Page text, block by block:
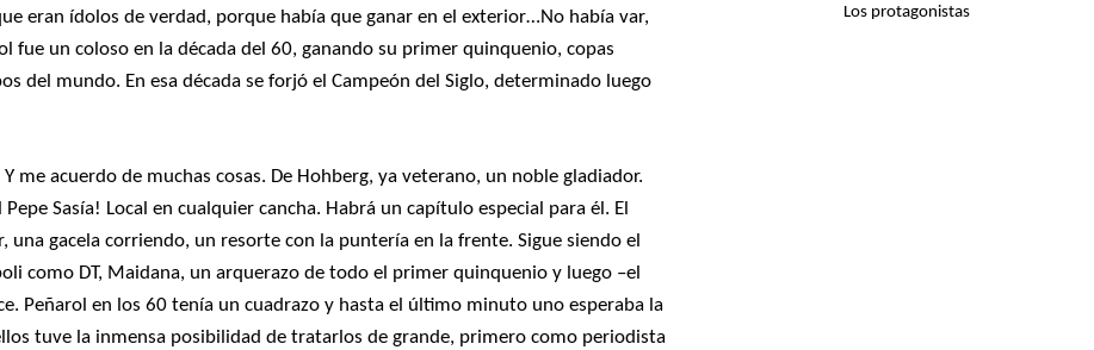
eran ídolos de verdad, porque había que ganar en el exterior…No había var,
fue un coloso en la década del 60, ganando su primer quinquenio, copas
del mundo. En esa década se forjó el Campeón del Siglo, determinado luego
me acuerdo de muchas cosas. De Hohberg, ya veterano, un noble gladiador.
Sasía! Local en cualquier cancha. Habrá un capítulo especial para él. El
gacela corriendo, un resorte con la puntería en la frente. Sigue siendo el
como DT, Maidana, un arquerazo de todo el primer quinquenio y luego –el
Peñarol en los 60 tenía un cuadrazo y hasta el último minuto uno esperaba la
tuve la inmensa posibilidad de tratarlos de grande, primero como periodista
Los protagonistas